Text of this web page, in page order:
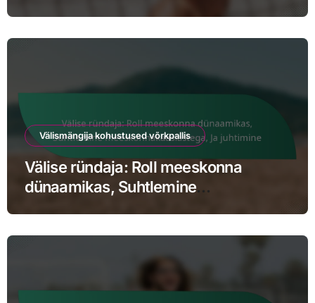
Välismängija kohustused võrkpallis
Välise ründaja: Roll meeskonna
dünaamikas, Suhtlemine